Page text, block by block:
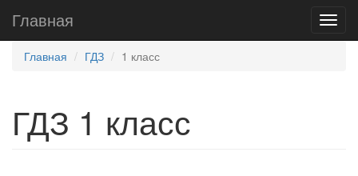
Главная
Главная ГДЗ 1 класс
ГДЗ 1 класс